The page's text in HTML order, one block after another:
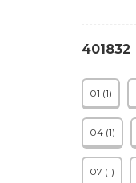
401832
01 (1)
04 (1)
07 (1)